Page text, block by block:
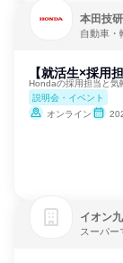
本田技
自動車・
【就活生×採用
Hondaの採用担当と気
説明会・イベント
オンライン
イオン
スーパー